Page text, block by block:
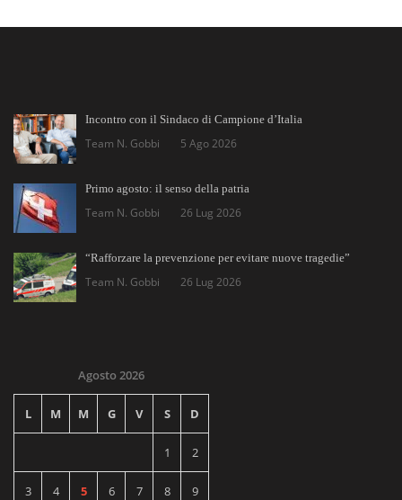
Incontro con il Sindaco di Campione d’Italia
Team N. Gobbi 5 Ago 2026
Primo agosto: il senso della patria
Team N. Gobbi 26 Lug 2026
“Rafforzare la prevenzione per evitare nuove tragedie”
Team N. Gobbi 26 Lug 2026
Agosto 2026
L M M G V S D
1 2
3 4 5 6 7 8 9